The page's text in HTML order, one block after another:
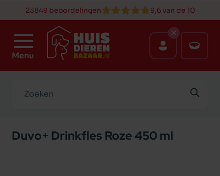
23849 beoordelingen 9,6 van de 10
Menu
Duvo+ Drinkfles Roze 450 ml